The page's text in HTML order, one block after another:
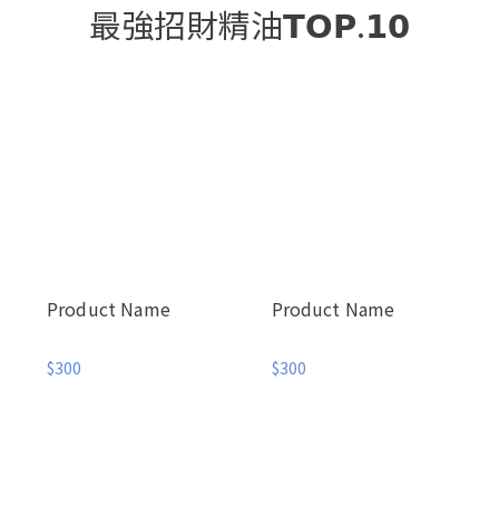
最強招財精油𝗧𝗢𝗣.𝟭𝟬
Product Name
$300
Product Name
$300